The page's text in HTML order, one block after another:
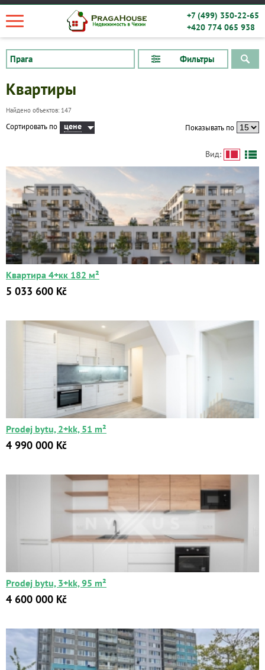
+7 (499) 350-22-65
+420 774 065 938
Фильтры
Квартиры
Дома
Новостройки
Коммерческие объекты
Город:
до
Kč
Расширенный поиск
Квартиры
Найдено объектов: 147
Сортировать по цене Показывать по
Вид:
Квартира 4+кк 182 м²
5 033 600 Kč
Prodej bytu, 2+kk, 51 m²
4 990 000 Kč
Prodej bytu, 3+kk, 95 m²
4 600 000 Kč